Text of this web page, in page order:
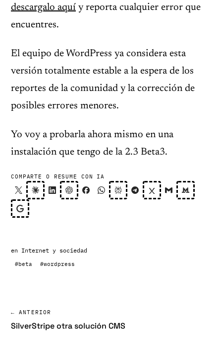
descargalo aquí y reporta cualquier error que
encuentres.
El equipo de WordPress ya considera esta
versión totalmente estable a la espera de los
reportes de la comunidad y la corrección de
posibles errores menores.
Yo voy a probarla ahora mismo en una
instalación que tengo de la 2.3 Beta3.
COMPARTE O RESUME CON IA
en Internet y sociedad
#beta #wordpress
← ANTERIOR
SilverStripe otra solución CMS